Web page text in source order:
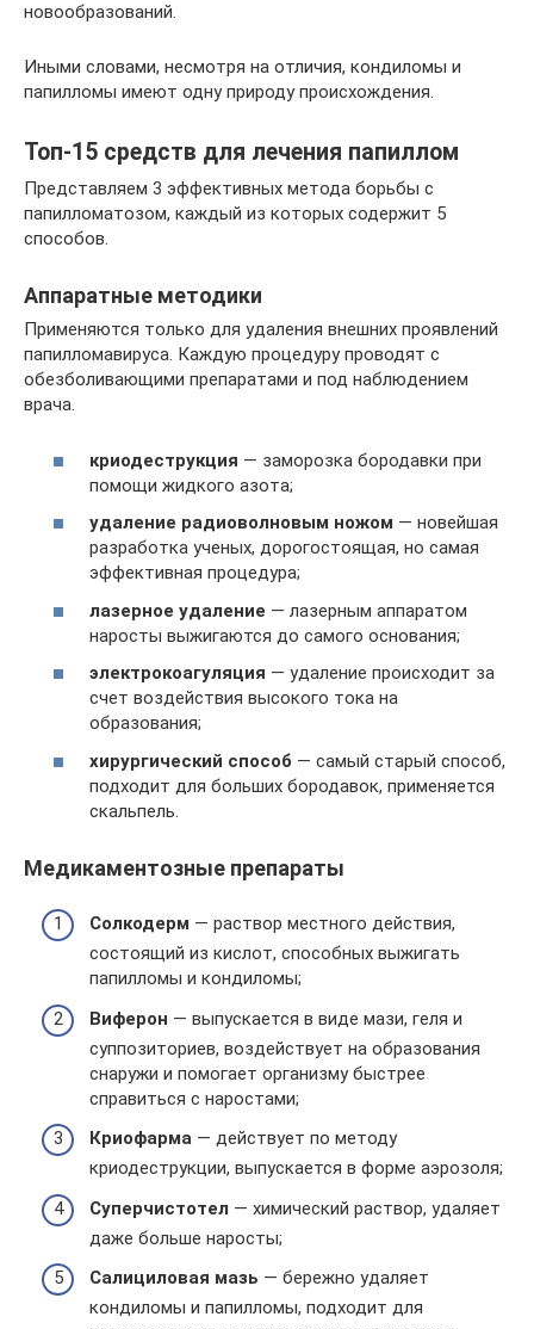
новообразований.
Иными словами, несмотря на отличия, кондиломы и
папилломы имеют одну природу происхождения.
Топ-15 средств для лечения папиллом
Представляем 3 эффективных метода борьбы с
папилломатозом, каждый из которых содержит 5
способов.
Аппаратные методики
Применяются только для удаления внешних проявлений
папилломавируса. Каждую процедуру проводят с
обезболивающими препаратами и под наблюдением
врача.
криодеструкция — заморозка бородавки при
помощи жидкого азота;
удаление радиоволновым ножом — новейшая
разработка ученых, дорогостоящая, но самая
эффективная процедура;
лазерное удаление — лазерным аппаратом
наросты выжигаются до самого основания;
электрокоагуляция — удаление происходит за
счет воздействия высокого тока на
образования;
хирургический способ — самый старый способ,
подходит для больших бородавок, применяется
скальпель.
Медикаментозные препараты
Солкодерм — раствор местного действия,
состоящий из кислот, способных выжигать
папилломы и кондиломы;
Виферон — выпускается в виде мази, геля и
суппозиториев, воздействует на образования
снаружи и помогает организму быстрее
справиться с наростами;
Криофарма — действует по методу
криодеструкции, выпускается в форме аэрозоля;
Суперчистотел — химический раствор, удаляет
даже больше наросты;
Салициловая мазь — бережно удаляет
кондиломы и папилломы, подходит для